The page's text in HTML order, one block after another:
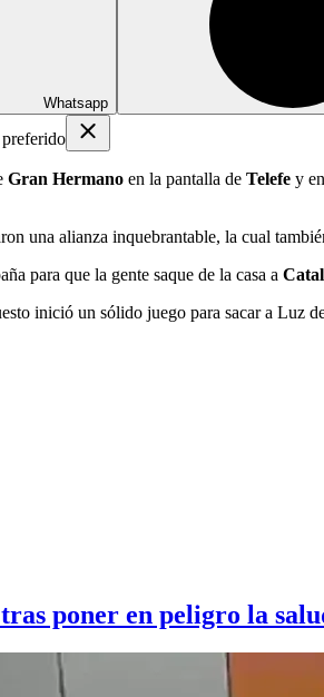
Whatsapp
Gran Hermano en la pantalla de Telefe y
una alianza inquebrantable, la cual
para que la gente saque de la casa a
inició un sólido juego para sacar a Luz
poner en peligro la